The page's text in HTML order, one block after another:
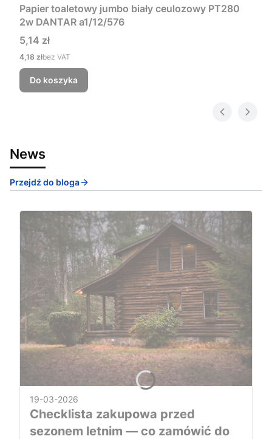
Papier toaletowy jumbo biały ceulozowy PT280
2w DANTAR a1/12/576
Cena
5,14 zł
Cena
4,18 złbez VAT
Do koszyka
News
Przejdź do bloga
19-03-2026
Checklista zakupowa przed
sezonem letnim — co zamówić do